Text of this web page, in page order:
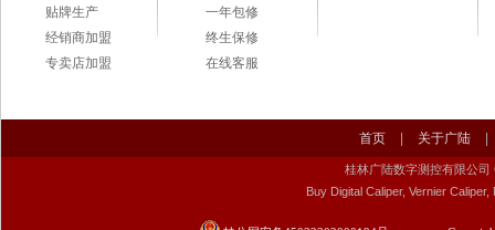
贴牌生产
经销商加盟
专卖店加盟
一年包修
终生保修
在线客服
首页 关于广陆
桂林广陆数字测控有限公司
Buy Digital Caliper, Vernier